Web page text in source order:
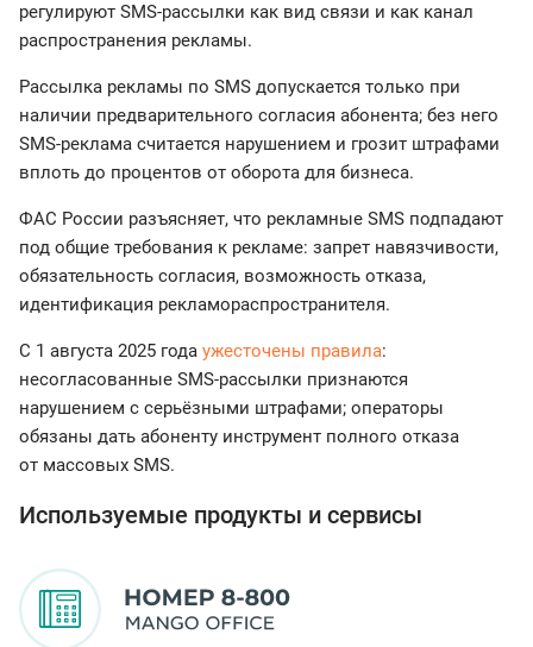
регулируют SMS-рассылки как вид связи и как канал
распространения рекламы.
Рассылка рекламы по SMS допускается только при
наличии предварительного согласия абонента; без него
SMS-реклама считается нарушением и грозит штрафами
вплоть до процентов от оборота для бизнеса.
ФАС России разъясняет, что рекламные SMS подпадают
под общие требования к рекламе: запрет навязчивости,
обязательность согласия, возможность отказа,
идентификация рекламораспространителя.
С 1 августа 2025 года ужесточены правила:
несогласованные SMS-рассылки признаются
нарушением с серьёзными штрафами; операторы
обязаны дать абоненту инструмент полного отказа
от массовых SMS.
Используемые продукты и сервисы